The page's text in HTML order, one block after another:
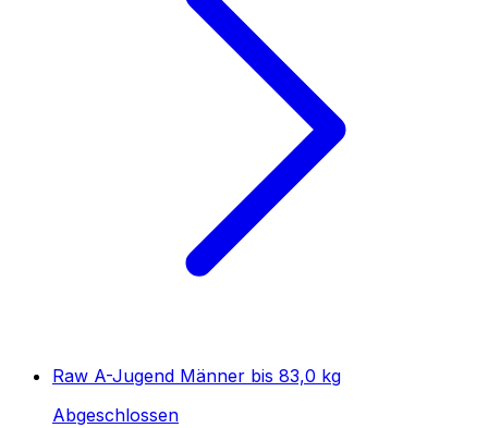
Raw A-Jugend Männer bis 83,0 kg
Abgeschlossen